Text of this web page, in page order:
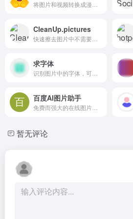
CleanUp.pictures
求字体
百度AI图片助手
暂无评论